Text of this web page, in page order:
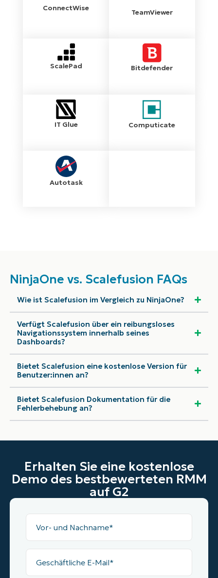
ConnectWise TeamViewer
ScalePad Bitdefender
IT Glue Computicate
Autotask
NinjaOne vs. Scalefusion FAQs
Wie ist Scalefusion im Vergleich zu NinjaOne?
Verfügt Scalefusion über ein reibungsloses
Navigationssystem innerhalb seines
Dashboards?
Bietet Scalefusion eine kostenlose Version für
Benutzer:innen an?
Bietet Scalefusion Dokumentation für die
Fehlerbehebung an?
Erhalten Sie eine kostenlose
Demo des bestbewerteten RMM
auf G2
Vollständiger
Geschäftliche
Mail